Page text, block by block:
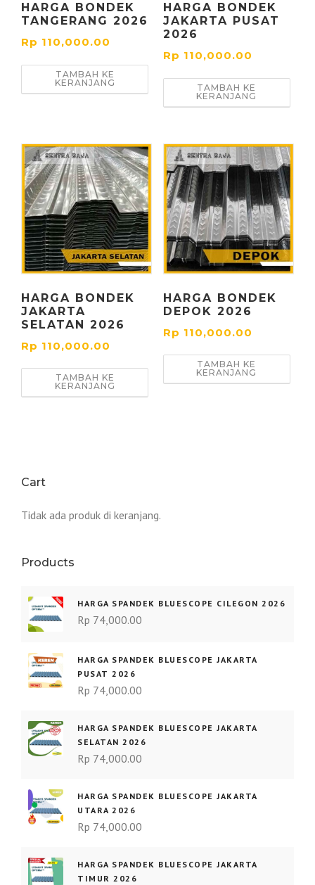
HARGA BONDEK
TANGERANG 2026
Rp 110,000.00
TAMBAH KE
KERANJANG
HARGA BONDEK
JAKARTA PUSAT
2026
Rp 110,000.00
TAMBAH KE
KERANJANG
HARGA BONDEK
JAKARTA
SELATAN 2026
Rp 110,000.00
TAMBAH KE
KERANJANG
HARGA BONDEK
DEPOK 2026
Rp 110,000.00
TAMBAH KE
KERANJANG
Cart
Tidak ada produk di keranjang.
Products
HARGA SPANDEK BLUESCOPE CILEGON 2026
Rp 74,000.00
HARGA SPANDEK BLUESCOPE JAKARTA
PUSAT 2026
Rp 74,000.00
HARGA SPANDEK BLUESCOPE JAKARTA
SELATAN 2026
Rp 74,000.00
HARGA SPANDEK BLUESCOPE JAKARTA
UTARA 2026
Rp 74,000.00
HARGA SPANDEK BLUESCOPE JAKARTA
TIMUR 2026